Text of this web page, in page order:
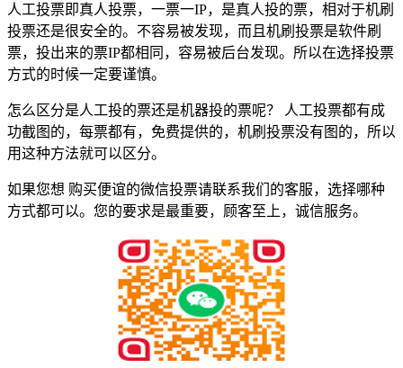
人工投票即真人投票，一票一IP，是真人投的票，相对于机刷
投票还是很安全的。不容易被发现，而且机刷投票是软件刷
票，投出来的票IP都相同，容易被后台发现。所以在选择投票
方式的时候一定要谨慎。
怎么区分是人工投的票还是机器投的票呢？ 人工投票都有成
功截图的，每票都有，免费提供的，机刷投票没有图的，所以
用这种方法就可以区分。
如果您想 购买便谊的微信投票请联系我们的客服，选择哪种
方式都可以。您的要求是最重要，顾客至上，诚信服务。